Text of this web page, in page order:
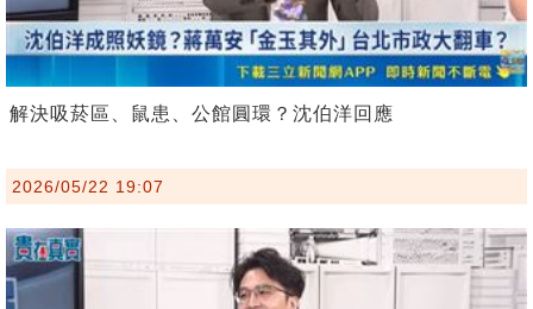
解決吸菸區、鼠患、公館圓環？沈伯洋回應
2026/05/22 19:07